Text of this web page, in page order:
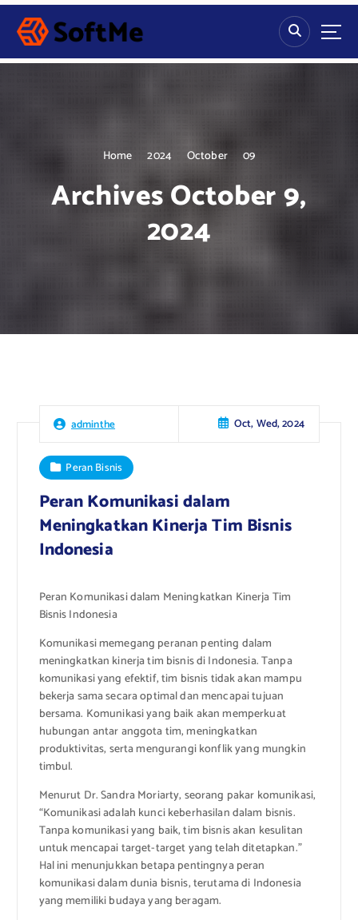
S
p
Home 2024 October 09
Archives October 9,
2024
adminthe Oct, Wed, 2024
Peran Bisnis
Peran Komunikasi dalam
Meningkatkan Kinerja Tim Bisnis
Indonesia
Peran Komunikasi dalam Meningkatkan Kinerja Tim
Bisnis Indonesia
Komunikasi memegang peranan penting dalam
meningkatkan kinerja tim bisnis di Indonesia. Tanpa
komunikasi yang efektif, tim bisnis tidak akan mampu
bekerja sama secara optimal dan mencapai tujuan
bersama. Komunikasi yang baik akan memperkuat
hubungan antar anggota tim, meningkatkan
produktivitas, serta mengurangi konflik yang mungkin
timbul.
Menurut Dr. Sandra Moriarty, seorang pakar komunikasi,
“Komunikasi adalah kunci keberhasilan dalam bisnis.
Tanpa komunikasi yang baik, tim bisnis akan kesulitan
untuk mencapai target-target yang telah ditetapkan.”
Hal ini menunjukkan betapa pentingnya peran
komunikasi dalam dunia bisnis, terutama di Indonesia
yang memiliki budaya yang beragam.